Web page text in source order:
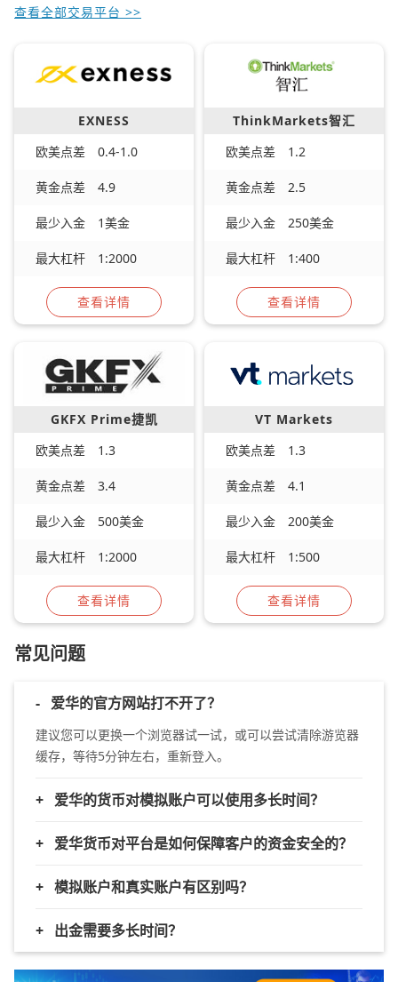
查看全部交易平台 >>
EXNESS
欧美点差
0.4-1.0
黄金点差 4.9
最少入金 1美金
最大杠杆 1:2000
查看详情
ThinkMarkets智汇
欧美点差
1.2
黄金点差 2.5
最少入金 250美金
最大杠杆 1:400
查看详情
GKFX Prime捷凯
欧美点差
1.3
黄金点差 3.4
最少入金 500美金
最大杠杆 1:2000
查看详情
VT Markets
欧美点差
1.3
黄金点差 4.1
最少入金 200美金
最大杠杆 1:500
查看详情
常见问题
- 爱华的官方网站打不开了？
建议您可以更换一个浏览器试一试，或可以尝试清除游览器
缓存，等待5分钟左右，重新登入。
+ 爱华的货币对模拟账户可以使用多长时间？
+ 爱华货币对平台是如何保障客户的资金安全的？
+ 模拟账户和真实账户有区别吗？
+ 出金需要多长时间？